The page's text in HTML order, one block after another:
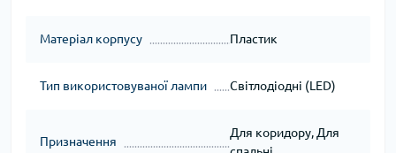
Матеріал корпусу Пластик
Тип використовуваної лампи Світлодіодні (LED)
Призначення
Для коридору, Для